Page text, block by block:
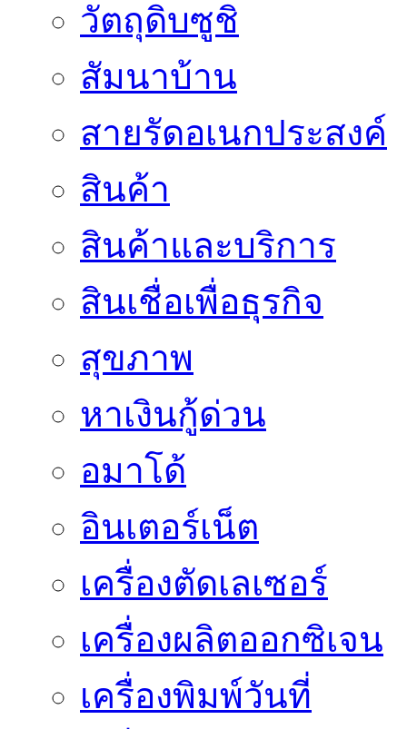
วัตถุดิบซูชิ
สัมนาบ้าน
สายรัดอเนกประสงค์
สินค้า
สินค้าและบริการ
สินเชื่อเพื่อธุรกิจ
สุขภาพ
หาเงินกู้ด่วน
อมาโด้
อินเตอร์เน็ต
เครื่องตัดเลเซอร์
เครื่องผลิตออกซิเจน
เครื่องพิมพ์วันที่